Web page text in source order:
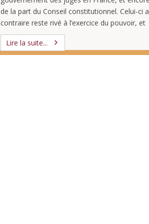
de la part du Conseil constitutionnel. Celui-ci
contraire reste rivé à l’exercice du pouvoir, et
singulièrement du pouvoir exécutif, dont il
presque tous les caprices. …
Lire la suite...